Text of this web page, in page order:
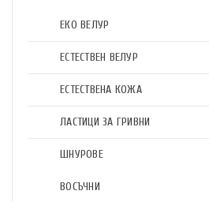
ЕКО ВЕЛУР
ЕСТЕСТВЕН ВЕЛУР
ЕСТЕСТВЕНА КОЖА
ЛАСТИЦИ ЗА ГРИВНИ
ШНУРОВЕ
ВОСЪЧНИ